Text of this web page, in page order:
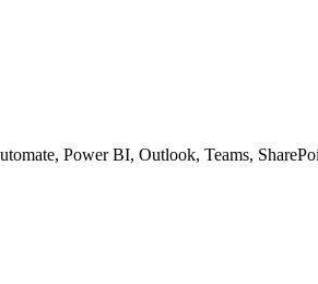
Power BI, Outlook, Teams,